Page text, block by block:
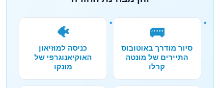
🚌
סיור מודרך באוטובוס
התיירים של מונטה
קרלו
🐠
כניסה למוזיאון
האוקיאנוגרפי של
מונקו